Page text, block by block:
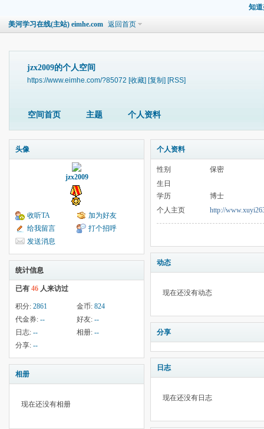
知
美河学习在线(主站) eimhe.com 返回首页
jzx2009的个人空间
https://www.eimhe.com/?85072 [收藏] [复制] [RSS]
空间首页 主题 个人资料
头像
jzx2009
收听TA
加为好友
给我留言
打个招呼
发送消息
统计信息
已有 46 人来访过
积分: 2861 金币: 824
代金券: -- 好友: --
日志: -- 相册: --
分享: --
相册
现在还没有相册
个人资料
性别
保密
生日
学历
博士
个人主页
http://
动态
现在还没有动态
分享
日志
现在还没有日志